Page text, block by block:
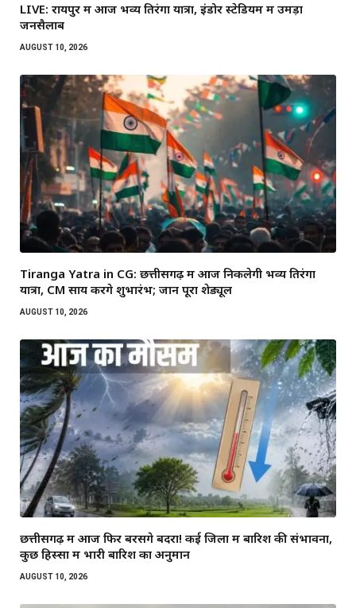
LIVE: रायपुर में आज भव्य तिरंगा यात्रा, इंडोर स्टेडियम में उमड़ा
जनसैलाब
AUGUST 10, 2026
Tiranga Yatra in CG: छत्तीसगढ़ में आज निकलेगी भव्य तिरंगा
यात्रा, CM साय करेंगे शुभारंभ; जानें पूरा शेड्यूल
AUGUST 10, 2026
छत्तीसगढ़ में आज फिर बरसेंगे बदरा! कई जिलों में बारिश की संभावना,
कुछ हिस्सों में भारी बारिश का अनुमान
AUGUST 10, 2026